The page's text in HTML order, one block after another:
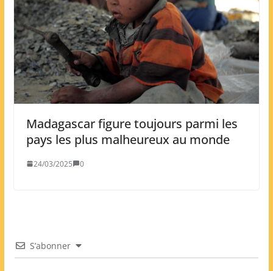
Madagascar figure toujours parmi les
pays les plus malheureux au monde
24/03/2025 0
S’abonner